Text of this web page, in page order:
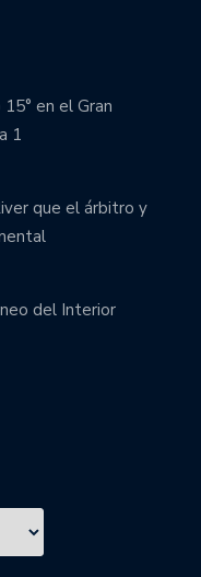
en el Gran
1
que el árbitro y
del Interior